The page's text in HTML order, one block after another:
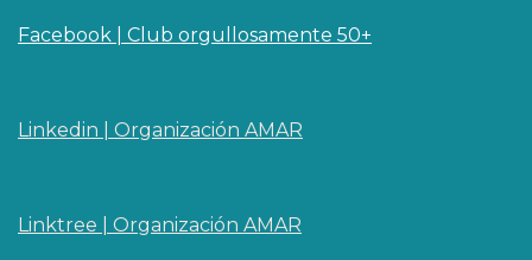
Facebook | Club orgullosamente 50+
Linkedin | O​rganización AMAR
Linktree | Organización AMAR